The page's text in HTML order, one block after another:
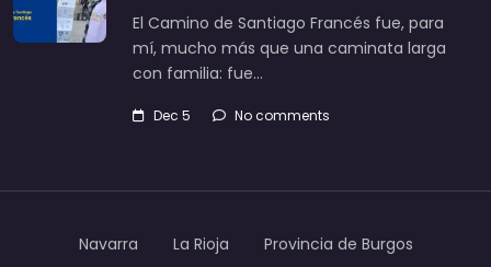
El Camino de Santiago Francés fue, para
mí, mucho más que una caminata larga
con familia: fue…
Dec 5 No comments
Navarra La Rioja Provincia de Burgos